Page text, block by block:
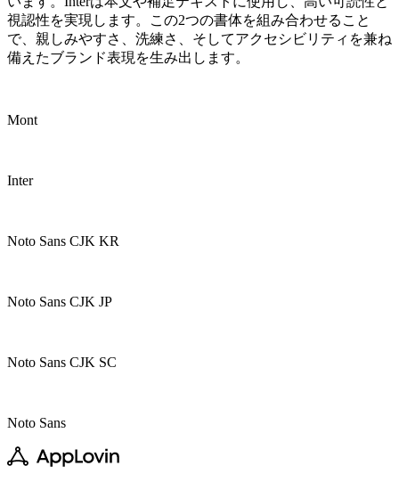
視認性を実現します。この2つの書体を組み合わせること
で、親しみやすさ、洗練さ、そしてアクセシビリティを兼ね
備えたブランド表現を生み出します。
Mont
Inter
Noto Sans CJK KR
Noto Sans CJK JP
Noto Sans CJK SC
Noto Sans